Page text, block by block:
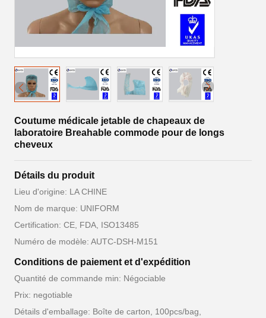
Coutume médicale jetable de chapeaux de
laboratoire Breahable commode pour de longs
cheveux
Détails du produit
Lieu d'origine: LA CHINE
Nom de marque: UNIFORM
Certification: CE, FDA, ISO13485
Numéro de modèle: AUTC-DSH-M151
Conditions de paiement et d'expédition
Quantité de commande min: Négociable
Prix: negotiable
Détails d'emballage: Boîte de carton, 100pcs/bag,